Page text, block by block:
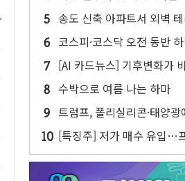
15가구 '줍줍' 나왔다
송도 신축 아파트서 외벽
어져…SK에코플랜트 "전
코스피·코스닥 오전 동반
린 종목이 두 배 넘어
[AI 카드뉴스] 기후변화가
민국 여름
수박으로 여름 나는 하마
트럼프, 폴리실리콘·태양
관세…한국 등엔 '합산 상한
[특징주] 저가 매수 유입…
대형주 소폭 반등